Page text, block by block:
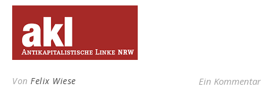
Von Felix Wiese Ein Kommentar